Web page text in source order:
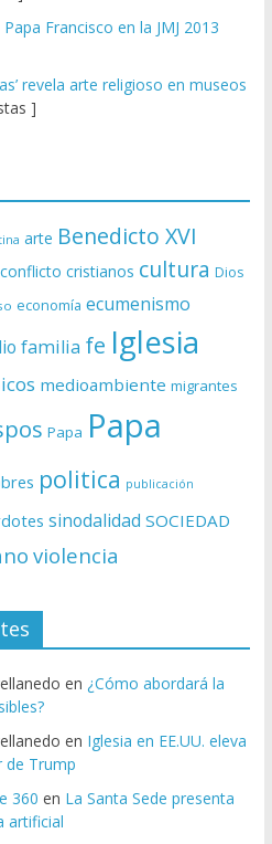
Francisco en la JMJ 2013
revela arte religioso en museos
]
arte Benedicto XVI
conflicto cristianos cultura Dios
economía ecumenismo
familia fe Iglesia
medioambiente migrantes
Papa Papa
politica publicación
sinodalidad SOCIEDAD
violencia
en ¿Cómo abordará la
en Iglesia en EE.UU. eleva
de Trump
360 en La Santa Sede presenta
artificial